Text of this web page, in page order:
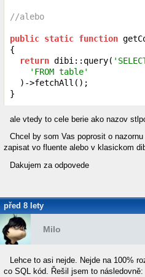
//alebo
public static function
{
return dibi::query(
'FROM table'
  )->fetchAll();
}
ale vtedy to cele berie ako nazov
Chcel by som Vas poprosit o
zapisat vo fluente alebo v klasickom
Dakujem za odpovede
před 8 lety
Milo
Lehce to asi nejde. Nejde na 100%
co SQL kód. Řešil jsem to následovně: